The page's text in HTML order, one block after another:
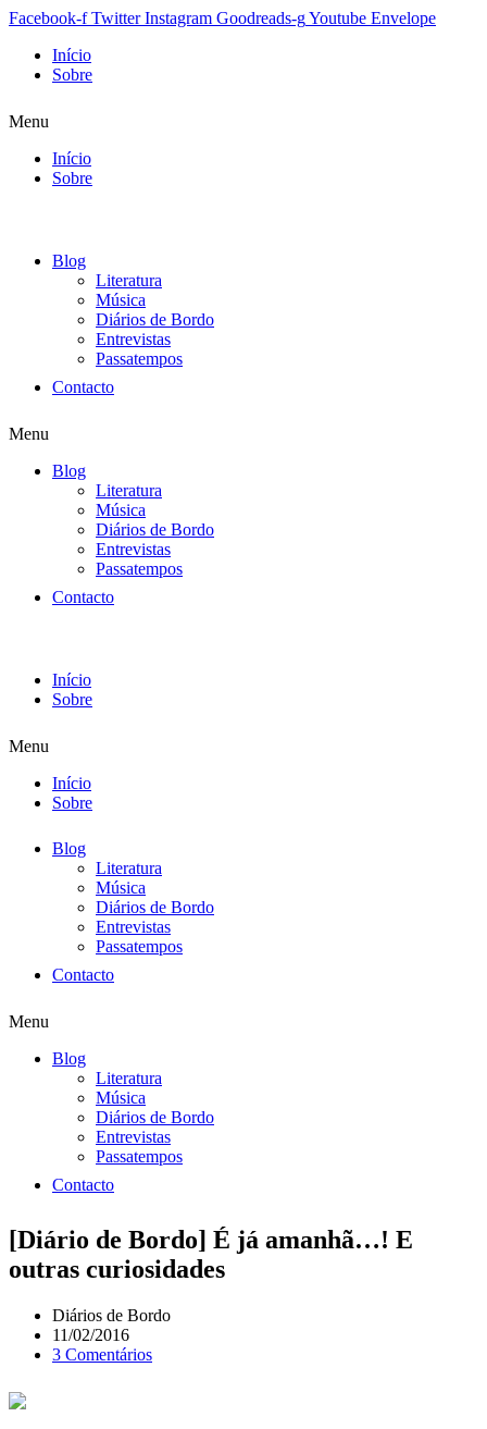
Facebook-f Twitter Instagram Goodreads-gYoutube Envelope
Início
Sobre
Menu
Início
Sobre
Blog
Literatura
Música
Diários de Bordo
Entrevistas
Passatempos
Contacto
Menu
Blog
Literatura
Música
Diários de Bordo
Entrevistas
Passatempos
Contacto
Início
Sobre
Menu
Início
Sobre
Blog
Literatura
Música
Diários de Bordo
Entrevistas
Passatempos
Contacto
Menu
Blog
Literatura
Música
Diários de Bordo
Entrevistas
Passatempos
Contacto
[Diário de Bordo] É já amanhã…! E
outras curiosidades
Diários de Bordo
11/02/2016
3 Comentários